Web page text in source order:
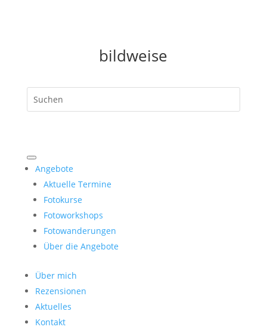
bildweise
Angebote
Aktuelle Termine
Fotokurse
Fotoworkshops
Fotowanderungen
Über die Angebote
Über mich
Rezensionen
Aktuelles
Kontakt